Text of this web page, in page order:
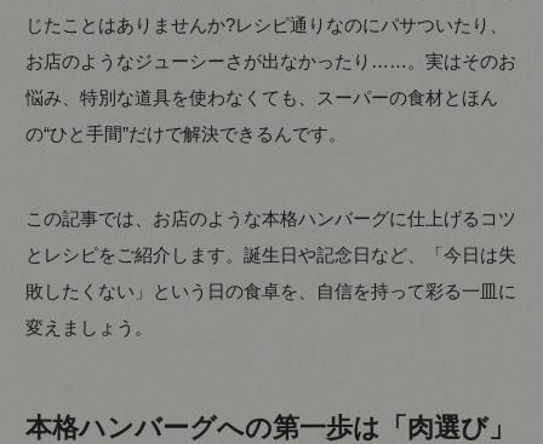
じたことはありませんか?レシピ通りなのにパサついたり、
お店のようなジューシーさが出なかったり……。実はそのお
悩み、特別な道具を使わなくても、スーパーの食材とほん
の“ひと手間”だけで解決できるんです。
この記事では、お店のような本格ハンバーグに仕上げるコツ
とレシピをご紹介します。誕生日や記念日など、「今日は失
敗したくない」という日の食卓を、自信を持って彩る一皿に
変えましょう。
本格ハンバーグへの第一歩は「肉選び」